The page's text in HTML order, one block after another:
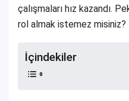
çalışmaları hız kazandı.
rol almak istemez misiniz?
İçindekiler